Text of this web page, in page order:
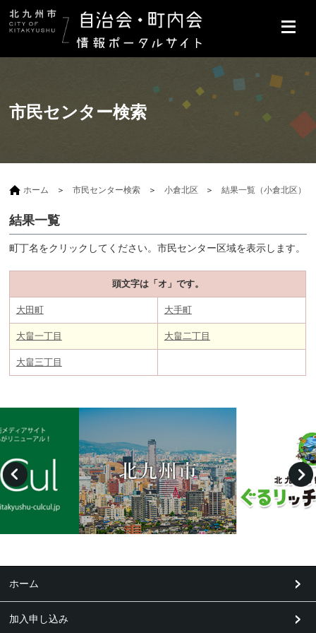
市民センター検索
ホーム 市民センター検索 小倉北区 結果一覧（小倉北区）
結果一覧
町丁名をクリックしてください。市民センター区域を表示します。
頭文字は「オ」です。
大田町 大手町
大畠一丁目 大畠二丁目
大畠三丁目
ホーム
加入申し込み